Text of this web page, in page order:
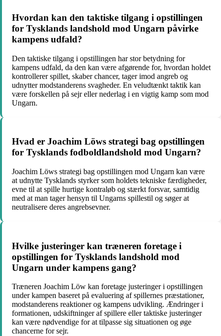
Hvordan kan den taktiske tilgang i opstillingen
for Tysklands landshold mod Ungarn påvirke
kampens udfald?
Den taktiske tilgang i opstillingen har stor betydning for
kampens udfald, da den kan være afgørende for, hvordan holdet
kontrollerer spillet, skaber chancer, tager imod angreb og
udnytter modstanderens svagheder. En veludtænkt taktik kan
være forskellen på sejr eller nederlag i en vigtig kamp som mod
Ungarn.
Hvad er Joachim Löws strategi bag opstillingen
for Tysklands fodboldlandshold mod Ungarn?
Joachim Löws strategi bag opstillingen mod Ungarn kan være
at udnytte Tysklands styrker som holdets tekniske færdigheder,
evne til at spille hurtige kontraløb og stærkt forsvar, samtidig
med at man tager hensyn til Ungarns spillestil og søger at
neutralisere deres angrebsevner.
Hvilke justeringer kan træneren foretage i
opstillingen for Tysklands landshold mod
Ungarn under kampens gang?
Træneren Joachim Löw kan foretage justeringer i opstillingen
under kampen baseret på evaluering af spillernes præstationer,
modstanderens reaktioner og kampens udvikling. Ændringer i
formationen, udskiftninger af spillere eller taktiske justeringer
kan være nødvendige for at tilpasse sig situationen og øge
chancerne for sejr.